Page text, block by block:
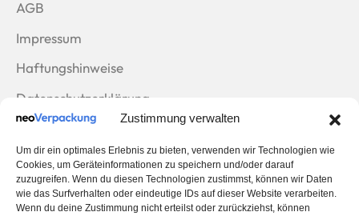
Zustimmung verwalten
Um dir ein optimales Erlebnis zu bieten, verwenden wir Technologien wie
Cookies, um Geräteinformationen zu speichern und/oder darauf
zuzugreifen. Wenn du diesen Technologien zustimmst, können wir Daten
wie das Surfverhalten oder eindeutige IDs auf dieser Website verarbeiten.
Wenn du deine Zustimmung nicht erteilst oder zurückziehst, können
AGB
Impressum
Haftungshinweise
Datenschutzerklärung
Rücksendungen
Zahlungsarten